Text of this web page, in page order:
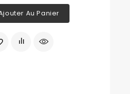
Au Panier